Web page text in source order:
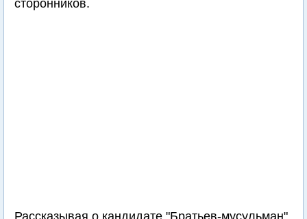
сторонников.
Рассказывая о кандидате "Братьев-мусульман"